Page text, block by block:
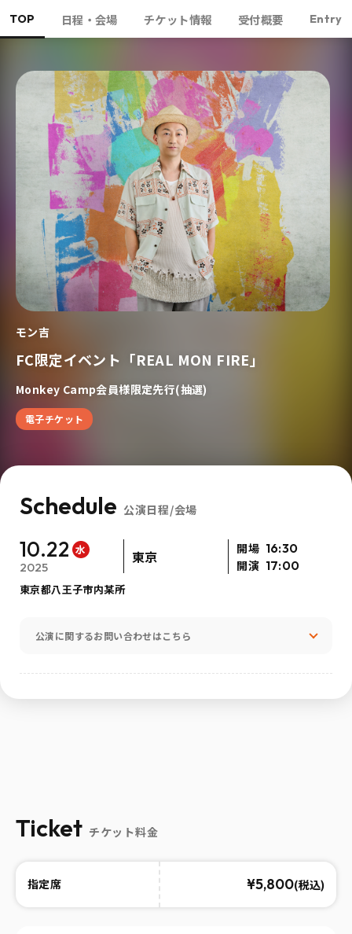
TOP 日程・会場 チケット情報 受付概要 Entry
モン吉
FC限定イベント「REAL MON FIRE」
Monkey Camp会員様限定先行(抽選)
電子チケット
Schedule 公演日程/会場
10.22 水
2025
東京 開場 16:30
開演 17:00
東京都八王子市内某所
公演に関するお問い合わせはこちら
Ticket チケット料金
指定席 ¥5,800(税込)